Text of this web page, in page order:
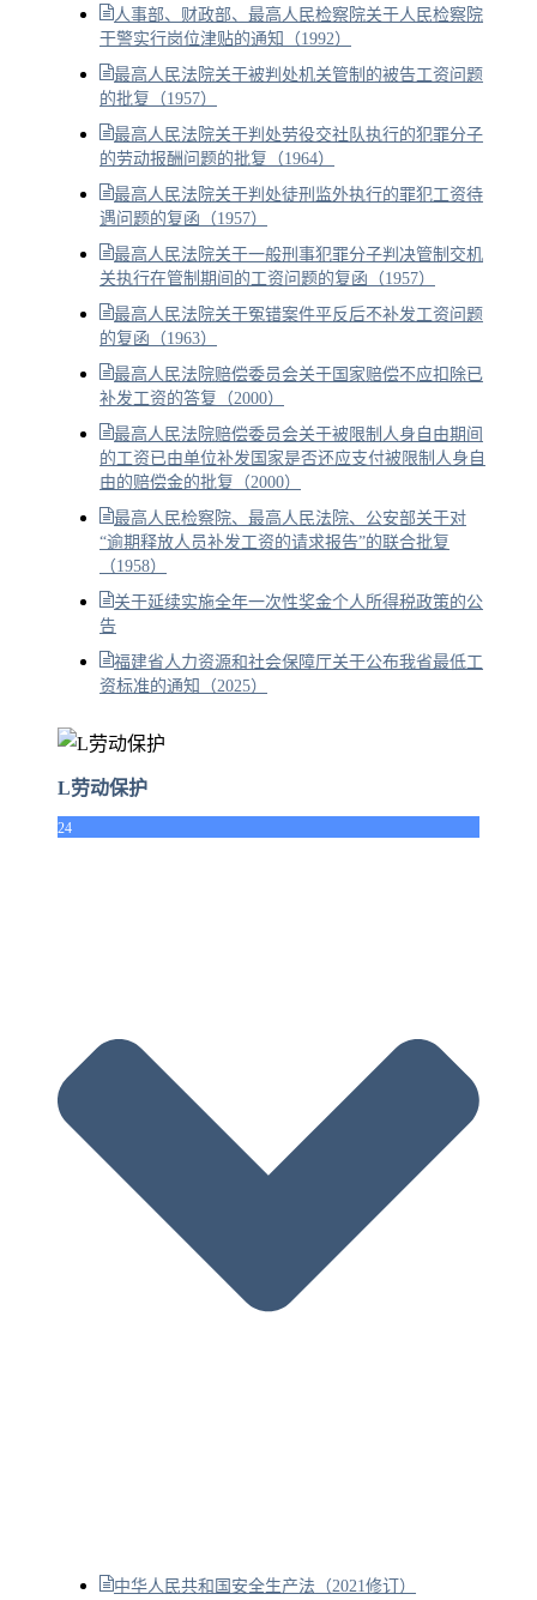
人事部、财政部、最高人民检察院关于人民检察院
干警实行岗位津贴的通知（1992）
最高人民法院关于被判处机关管制的被告工资问题
的批复（1957）
最高人民法院关于判处劳役交社队执行的犯罪分子
的劳动报酬问题的批复（1964）
最高人民法院关于判处徒刑监外执行的罪犯工资待
遇问题的复函（1957）
最高人民法院关于一般刑事犯罪分子判决管制交机
关执行在管制期间的工资问题的复函（1957）
最高人民法院关于冤错案件平反后不补发工资问题
的复函（1963）
最高人民法院赔偿委员会关于国家赔偿不应扣除已
补发工资的答复（2000）
最高人民法院赔偿委员会关于被限制人身自由期间
的工资已由单位补发国家是否还应支付被限制人身自
由的赔偿金的批复（2000）
最高人民检察院、最高人民法院、公安部关于对
“逾期释放人员补发工资的请求报告”的联合批复
（1958）
关于延续实施全年一次性奖金个人所得税政策的公
告
福建省人力资源和社会保障厅关于公布我省最低工
资标准的通知（2025）
L劳动保护
24
中华人民共和国安全生产法（2021修订）